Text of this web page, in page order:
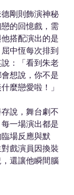
德剛則飾演神秘
的回憶戲，需
搭配演出的是
中恆每次排到
：「看到朱老
想說，你不是
麼戀愛啦！」
說，舞台劇不
一場演出都是
場反應與默
戲演員因換裝
還讓他瞬間腦